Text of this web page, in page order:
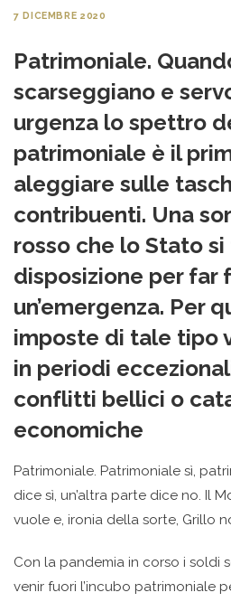
7 DICEMBRE 2020
Patrimoniale.
scarseggiano e
urgenza lo spettro
patrimoniale è il
aleggiare sulle
contribuenti. Una
rosso che lo Stato
disposizione per far
un’emergenza. Per
imposte di tale tipo
in periodi
conflitti bellici o
economiche
Patrimoniale. Patrimoniale sì,
dice sì, un’altra parte dice no. Il
vuole e, ironia della sorte, Grillo
Con la pandemia in corso i soldi
venir fuori l’incubo patrimoniale